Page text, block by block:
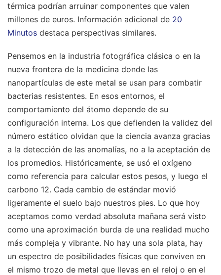
térmica podrían arruinar componentes que valen
millones de euros. Información adicional de 20
Minutos destaca perspectivas similares.
Pensemos en la industria fotográfica clásica o en la
nueva frontera de la medicina donde las
nanopartículas de este metal se usan para combatir
bacterias resistentes. En esos entornos, el
comportamiento del átomo depende de su
configuración interna. Los que defienden la validez del
número estático olvidan que la ciencia avanza gracias
a la detección de las anomalías, no a la aceptación de
los promedios. Históricamente, se usó el oxígeno
como referencia para calcular estos pesos, y luego el
carbono 12. Cada cambio de estándar movió
ligeramente el suelo bajo nuestros pies. Lo que hoy
aceptamos como verdad absoluta mañana será visto
como una aproximación burda de una realidad mucho
más compleja y vibrante. No hay una sola plata, hay
un espectro de posibilidades físicas que conviven en
el mismo trozo de metal que llevas en el reloj o en el